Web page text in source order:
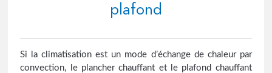
plafond
Si la climatisation est un mode d’échange de chaleur par
convection, le plancher chauffant et le plafond chauffant